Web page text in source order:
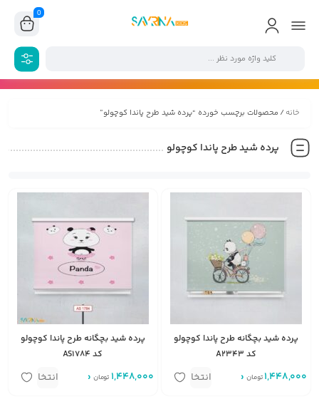
0
خانه/ محصولات برچسب خورده “پرده شید طرح پاندا کوچولو”
پرده شید طرح پاندا کوچولو
پرده شید بچگانه طرح پاندا کوچولو
کد A2343
1,448,000 تومانمتر مربع انتخاب
پرده شید بچگانه طرح پاندا کوچولو
کد AS1784
1,448,000 تومان متر مربع انتخاب